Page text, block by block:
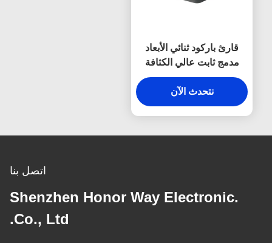
قارئ باركود ثنائي الأبعاد
مدمج ثابت عالي الكثافة
PDF417 لرخصة القيادة
نتحدث الآن
اتصل بنا
Shenzhen Honor Way Electronic.
Co., Ltd.